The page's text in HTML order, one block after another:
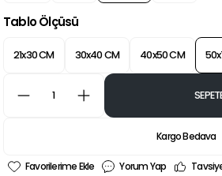
Tablo Ölçüsü
21x30 CM 30x40 CM 40x50 CM
Kargo Bedava
Yorum Yap